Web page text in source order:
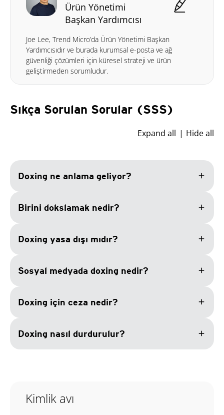
Ürün Yönetimi
Başkan Yardımcısı
Joe Lee, Trend Micro’da Ürün Yönetimi Başkan
Yardımcısıdır ve burada kurumsal e-posta ve ağ
güvenliği çözümleri için küresel strateji ve ürün
geliştirmeden sorumludur.
Sıkça Sorulan Sorular (SSS)
Expand all Hide all
Doxing ne anlama geliyor? add
Birini dokslamak nedir? add
Doxing yasa dışı mıdır? add
Sosyal medyada doxing nedir? add
Doxing için ceza nedir? add
Doxing nasıl durdurulur? add
Kimlik avı